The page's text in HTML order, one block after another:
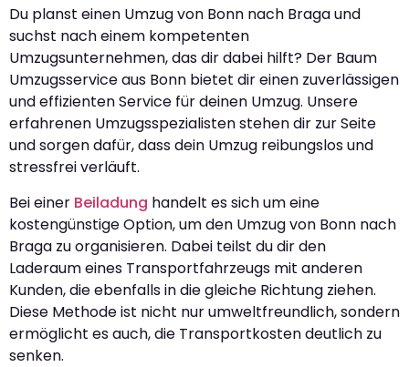
Du planst einen Umzug von Bonn nach Braga und
suchst nach einem kompetenten
Umzugsunternehmen, das dir dabei hilft? Der Baum
Umzugsservice aus Bonn bietet dir einen zuverlässigen
und effizienten Service für deinen Umzug. Unsere
erfahrenen Umzugsspezialisten stehen dir zur Seite
und sorgen dafür, dass dein Umzug reibungslos und
stressfrei verläuft.
Bei einer Beiladung handelt es sich um eine
kostengünstige Option, um den Umzug von Bonn nach
Braga zu organisieren. Dabei teilst du dir den
Laderaum eines Transportfahrzeugs mit anderen
Kunden, die ebenfalls in die gleiche Richtung ziehen.
Diese Methode ist nicht nur umweltfreundlich, sondern
ermöglicht es auch, die Transportkosten deutlich zu
senken.